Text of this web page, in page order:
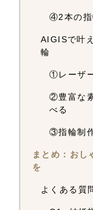
④2本の指
AIGISで叶
輪
①レーザ
②豊富な
べる
③指輪制
まとめ：おし
を
よくある質